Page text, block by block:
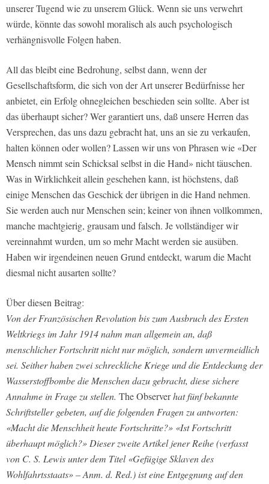
unserer Tugend wie zu unserem Glück. Wenn sie uns verwehrt
würde, könnte das sowohl moralisch als auch psychologisch
verhängnisvolle Folgen haben.
All das bleibt eine Bedrohung, selbst dann, wenn der
Gesellschaftsform, die sich von der Art unserer Bedürfnisse her
anbietet, ein Erfolg ohnegleichen beschieden sein sollte. Aber ist
das überhaupt sicher? Wer garantiert uns, daß unsere Herren das
Versprechen, das uns dazu gebracht hat, uns an sie zu verkaufen,
halten können oder wollen? Lassen wir uns von Phrasen wie «Der
Mensch nimmt sein Schicksal selbst in die Hand» nicht täuschen.
Was in Wirklichkeit allein geschehen kann, ist höchstens, daß
einige Menschen das Geschick der übrigen in die Hand nehmen.
Sie werden auch nur Menschen sein; keiner von ihnen vollkommen,
manche machtgierig, grausam und falsch. Je vollständiger wir
vereinnahmt wurden, um so mehr Macht werden sie ausüben.
Haben wir irgendeinen neuen Grund entdeckt, warum die Macht
diesmal nicht ausarten sollte?
Über diesen Beitrag:
Von der Französischen Revolution bis zum Ausbruch des Ersten
Weltkriegs im Jahr 1914 nahm man allgemein an, daß
menschlicher Fortschritt nicht nur möglich, sondern unvermeidlich
sei. Seither haben zwei schreckliche Kriege und die Entdeckung der
Wasserstoffbombe die Menschen dazu gebracht, diese sichere
Annahme in Frage zu stellen. The Observerhat fünf bekannte
Schriftsteller gebeten, auf die folgenden Fragen zu antworten:
«Macht die Menschheit heute Fortschritte?» «Ist Fortschritt
überhaupt möglich?» Dieser zweite Artikel jener Reihe (verfasst
von C. S. Lewis unter dem Titel «Gefügige Sklaven des
Wohlfahrtsstaats» – Anm. d. Red.) ist eine Entgegnung auf den